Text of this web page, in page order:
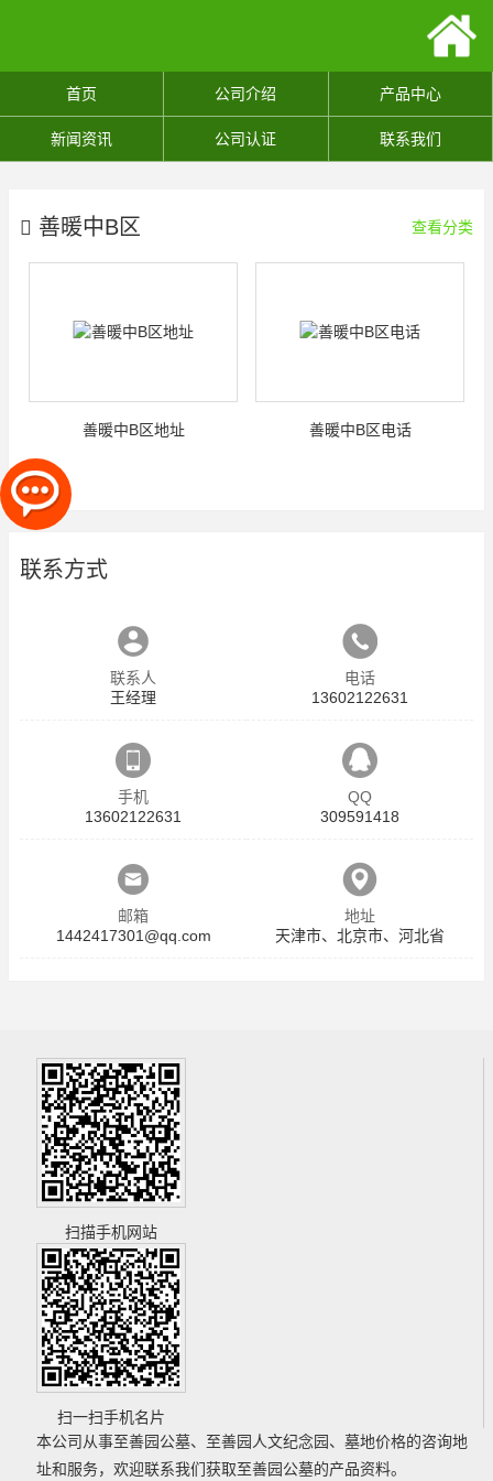
首页 公司介绍 产品中心
新闻资讯 公司认证 联系我们
善暖中B区 查看分类
善暖中B区地址 善暖中B区电话
联系方式
联系人
王经理
电话
13602122631
手机
13602122631
QQ
309591418
邮箱
1442417301@qq.com
地址
天津市、北京市、河北省
扫描手机网站
扫一扫手机名片
本公司从事至善园公墓、 至善园人文纪念园、 墓地价格的咨询地
址和服务，欢迎联系我们获取至善园公墓的产品资料。